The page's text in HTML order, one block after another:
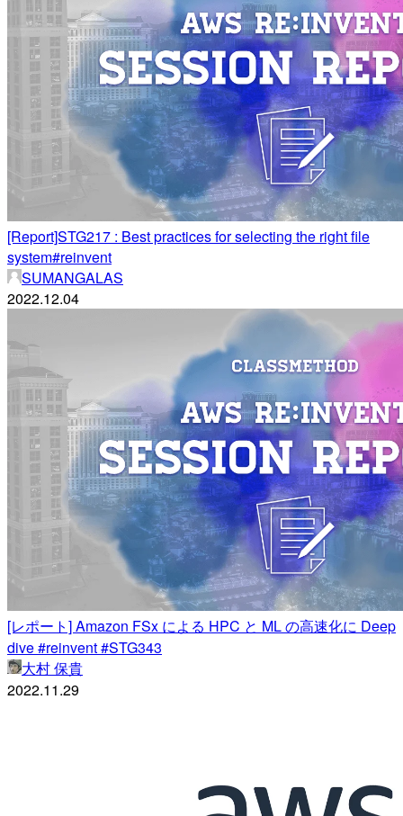
[Report]STG217 : Best practices for selecting the right file
system#reinvent
SUMANGALAS
2022.12.04
[レポート] Amazon FSx による HPC と ML の高速化に Deep
dive #reinvent #STG343
大村 保貴
2022.11.29